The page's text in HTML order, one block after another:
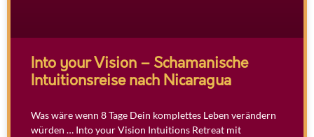
Into your Vision – Schamanische
Intuitionsreise nach Nicaragua
Was wäre wenn 8 Tage Dein komplettes Leben verändern
würden … Into your Vision Intuitions Retreat mit